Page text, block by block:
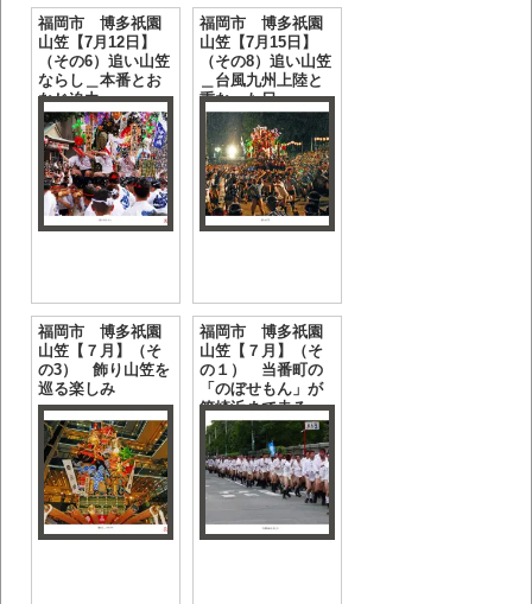
福岡市 博多祇園
山笠【7月12日】
（その6）追い山笠
ならし＿本番とお
なじ迫力
福岡市 博多祇園
山笠【7月15日】
（その8）追い山笠
＿台風九州上陸と
重なった日
福岡市 博多祇園
山笠【７月】（そ
の3） 飾り山笠を
巡る楽しみ
福岡市 博多祇園
山笠【７月】（そ
の１） 当番町の
「のぼせもん」が
箱崎浜まで走る